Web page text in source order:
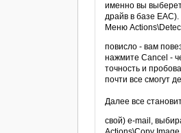
именно вы
драйв в базе
Меню
повисло - вам
нажмите Cancel -
точность и
почти все смогут
Далее все
свой) е-mail,